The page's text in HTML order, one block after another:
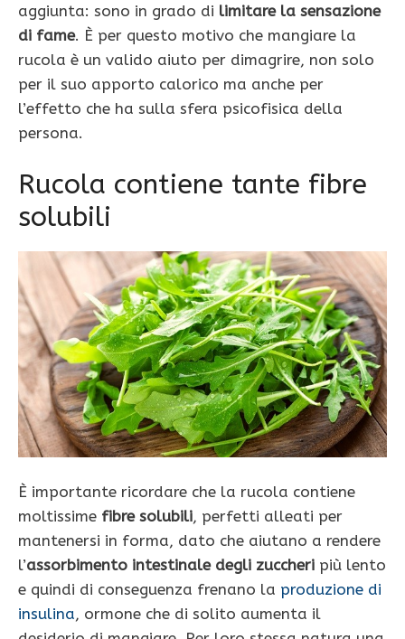
aggiunta: sono in grado di limitare la sensazione
di fame. È per questo motivo che mangiare la
rucola è un valido aiuto per dimagrire, non solo
per il suo apporto calorico ma anche per
l’effetto che ha sulla sfera psicofisica della
persona.
Rucola contiene tante fibre
solubili
È importante ricordare che la rucola contiene
moltissime fibre solubili, perfetti alleati per
mantenersi in forma, dato che aiutano a rendere
l’assorbimento intestinale degli zuccheri più lento
e quindi di conseguenza frenano la produzione di
insulina, ormone che di solito aumenta il